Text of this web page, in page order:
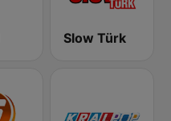
Slow Türk